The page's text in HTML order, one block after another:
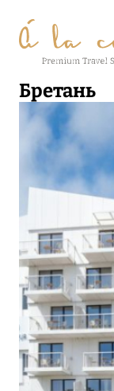
Бретань